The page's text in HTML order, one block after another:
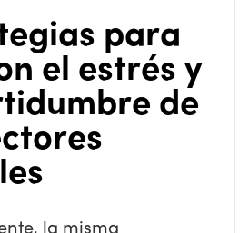
para
el estrés y
de
la misma